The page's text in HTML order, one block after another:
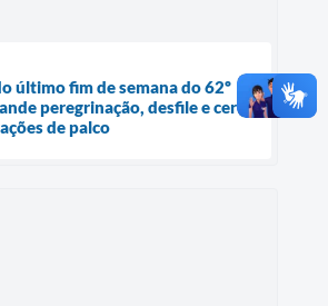
último fim de semana do 62º
peregrinação, desfile e cerca
de palco